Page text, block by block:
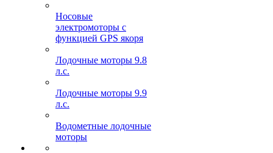
Носовые
электромоторы с
функцией GPS якоря
Лодочные моторы 9.8
л.с.
Лодочные моторы 9.9
л.с.
Водометные лодочные
моторы